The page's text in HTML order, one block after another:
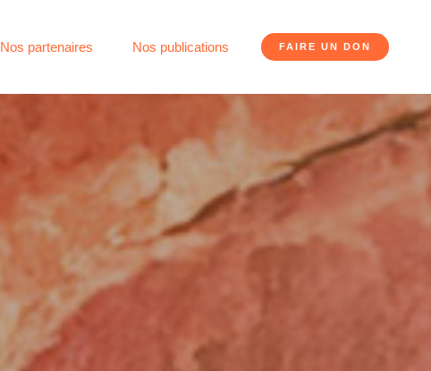
Nos partenaires Nos publications FAIRE UN DON